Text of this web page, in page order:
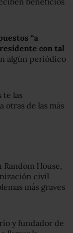
“a
con tal
algún periódico
te las
otras de las más
House,
civil
más graves
y fundador de